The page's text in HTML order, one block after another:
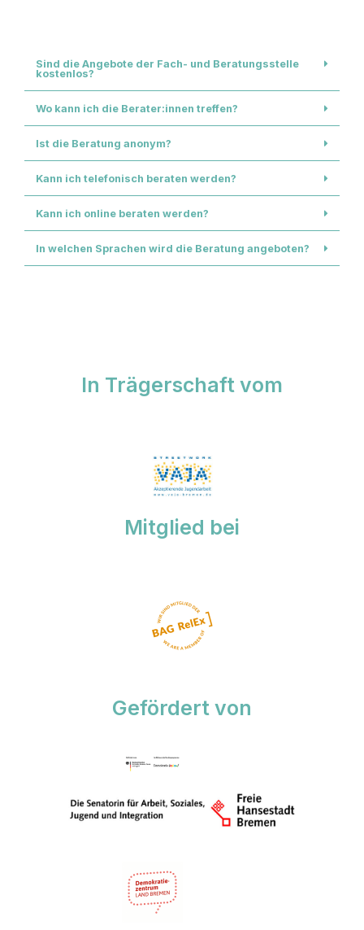
Sind die Angebote der Fach- und Beratungsstelle
kostenlos?
Wo kann ich die Berater:innen treffen?
Ist die Beratung anonym?
Kann ich telefonisch beraten werden?
Kann ich online beraten werden?
In welchen Sprachen wird die Beratung angeboten?
In Trägerschaft vom
Mitglied bei
Gefördert von